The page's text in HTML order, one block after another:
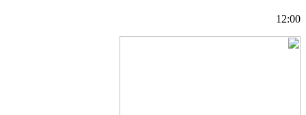
12:00